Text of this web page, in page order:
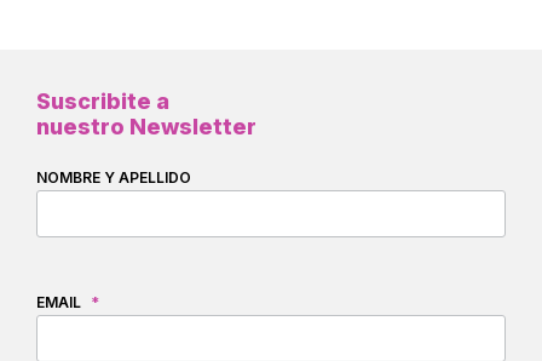
Suscribite a
nuestro Newsletter
NOMBRE Y APELLIDO
EMAIL *